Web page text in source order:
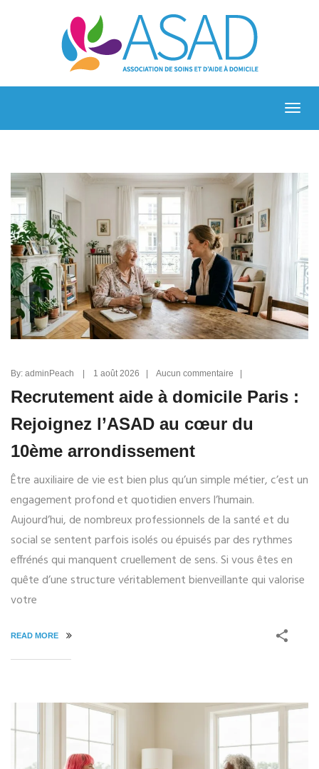
By: adminPeach | 1 août 2026 | Aucun commentaire |
Recrutement aide à domicile Paris :
Rejoignez l’ASAD au cœur du
10ème arrondissement
Être auxiliaire de vie est bien plus qu’un simple métier, c’est un
engagement profond et quotidien envers l’humain.
Aujourd’hui, de nombreux professionnels de la santé et du
social se sentent parfois isolés ou épuisés par des rythmes
effrénés qui manquent cruellement de sens. Si vous êtes en
quête d’une structure véritablement bienveillante qui valorise
votre
READ MORE